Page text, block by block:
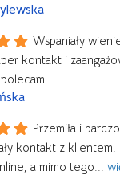
Wspaniały
kontakt i
Przemiła i
kontakt z
a mimo tego